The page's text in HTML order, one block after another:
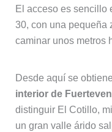
El acceso es sencillo
30, con una pequeña
caminar unos metros
Desde aquí se
interior de
distinguir El Cotillo,
un gran valle árido